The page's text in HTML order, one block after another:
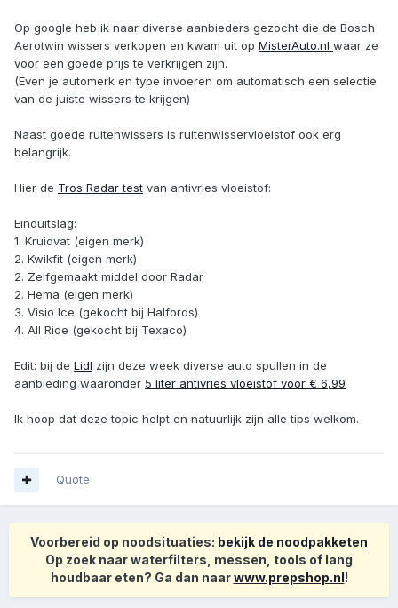
Op google heb ik naar diverse aanbieders gezocht die de Bosch
Aerotwin wissers verkopen en kwam uit op MisterAuto.nl waar ze
voor een goede prijs te verkrijgen zijn.
(Even je automerk en type invoeren om automatisch een selectie
van de juiste wissers te krijgen)
Naast goede ruitenwissers is ruitenwisservloeistof ook erg
belangrijk.
Hier de Tros Radar test van antivries vloeistof:
Einduitslag:
1. Kruidvat (eigen merk)
2. Kwikfit (eigen merk)
2. Zelfgemaakt middel door Radar
2. Hema (eigen merk)
3. Visio Ice (gekocht bij Halfords)
4. All Ride (gekocht bij Texaco)
Edit: bij de Lidl zijn deze week diverse auto spullen in de
aanbieding waaronder 5 liter antivries vloeistof voor € 6,99
Ik hoop dat deze topic helpt en natuurlijk zijn alle tips welkom.
Quote
Voorbereid op noodsituaties: bekijk de noodpakketen
Op zoek naar waterfilters, messen, tools of lang
houdbaar eten? Ga dan naarwww.prepshop.nl!